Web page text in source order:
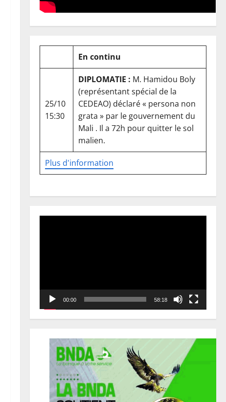
En continu
Plus d'information
25/10
15:30
DIPLOMATIE : M. Hamidou Boly
(représentant spécial de la
CEDEAO) déclaré « persona non
grata » par le gouvernement du
Mali . Il a 72h pour quitter le sol
malien.
00:00 58:18